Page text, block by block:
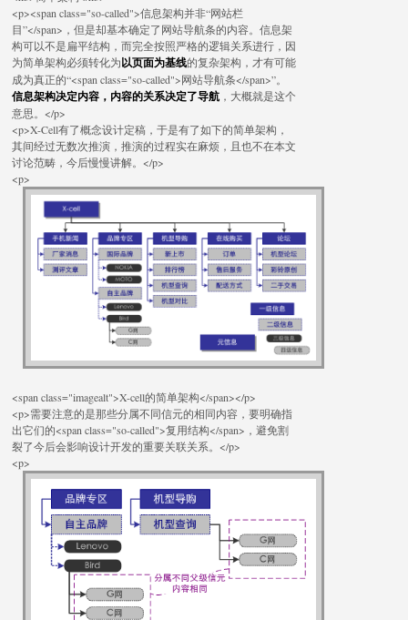
<p><span class="so-called">信息架构并非“网站栏
目”</span>，但是却基本确定了网站导航条的内容。信息架
构可以不是扁平结构，而完全按照严格的逻辑关系进行，因
为简单架构必须转化为以页面为基线的复杂架构，才有可能
成为真正的“<span class="so-called">网站导航条</span>”。
信息架构决定内容，内容的关系决定了导航 ，大概就是这个
意思。</p>
<p>X-Cell有了概念设计定稿，于是有了如下的简单架构，
其间经过无数次推演，推演的过程实在麻烦，且也不在本文
讨论范畴，今后慢慢讲解。</p>
<p>
<span class="imagealt">X-cell的简单架构</span></p>
<p>需要注意的是那些分属不同信元的相同内容，要明确指
出它们的<span class="so-called">复用结构</span>，避免割
裂了今后会影响设计开发的重要关联关系。</p>
<p>